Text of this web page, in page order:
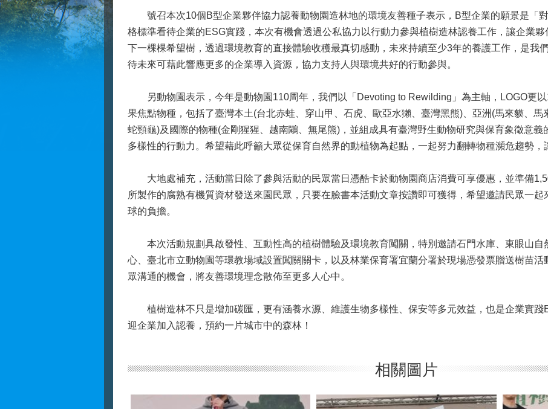
號召本次10個B型企業夥伴協力認養動物園造林地的環境友善種子表示，B型企業的願景是「
格標準看待企業的ESG實踐，本次有機會透過公私協力以行動力參與植樹造林認養工作，讓企業
下一棵棵希望樹，透過環境教育的直接體驗收穫最真切感動，未來持續至少3年的養護工作，是我
待未來可藉此響應更多的企業導入資源，協力支持人與環境共好的行動參與。
另動物園表示，今年是動物園110周年，我們以「Devoting to Rewilding」為主軸，LOGO更
果焦點物種，包括了臺灣本土(台北赤蛙、穿山甲、石虎、歐亞水獺、臺灣黑熊)、亞洲(馬來貘、馬
蛇頸龜)及國際的物種(金剛猩猩、越南鷴、無尾熊)，並組成具有臺灣野生動物研究與保育象徵意義
多樣性的行動力。希望藉此呼籲大眾從保育自然界的動植物為起點，一起努力翻轉物種瀕危趨勢，
大地處補充，活動當日除了參與活動的民眾當日憑酷卡於動物園商店消費可享優惠，並準備
所製作的腐熟有機質資材發送來園民眾，只要在臉書本活動文章按讚即可獲得，希望邀請民眾一
球的負擔。
本次活動規劃具啟發性、互動性高的植樹體驗及環境教育闖關，特別邀請石門水庫、東眼山自
心、臺北市立動物園等環教場域設置闖關關卡，以及林業保育署宜蘭分署於現場憑發票贈送樹苗
眾溝通的機會，將友善環境理念散佈至更多人心中。
植樹造林不只是增加碳匯，更有涵養水源、維護生物多樣性、保安等多元效益，也是企業實踐
迎企業加入認養，預約一片城市中的森林！
相關圖片